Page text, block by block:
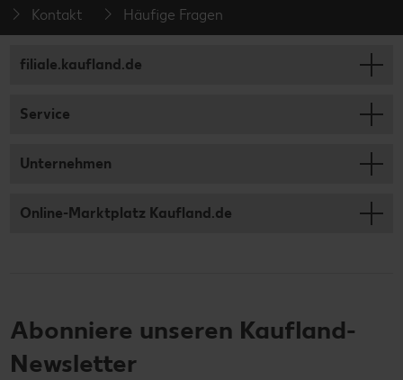
Kontakt Häufige Fragen
filiale.kaufland.de
Service
Unternehmen
Online-Marktplatz Kaufland.de
Abonniere unseren Kaufland-
Newsletter